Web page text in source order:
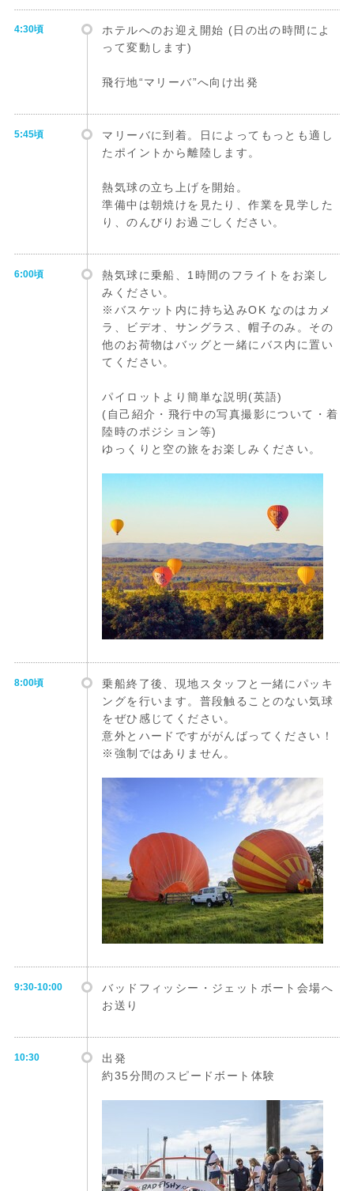
4:30頃
ホテルへのお迎え開始 (日の出の時間によ
って変動します)
飛行地“マリーバ”へ向け出発
5:45頃
マリーバに到着。日によってもっとも適し
たポイントから離陸します。
熱気球の立ち上げを開始。
準備中は朝焼けを見たり、作業を見学した
り、のんびりお過ごしください。
6:00頃
熱気球に乗船、1時間のフライトをお楽し
みください。
※バスケット内に持ち込みOK なのはカメ
ラ、ビデオ、サングラス、帽子のみ。その
他のお荷物はバッグと一緒にバス内に置い
てください。
パイロットより簡単な説明(英語)
(自己紹介・飛行中の写真撮影について・着
陸時のポジション等)
ゆっくりと空の旅をお楽しみください。
8:00頃
乗船終了後、現地スタッフと一緒にパッキ
ングを行います。普段触ることのない気球
をぜひ感じてください。
意外とハードですががんばってください！
※強制ではありません。
9:30-10:00
バッドフィッシー・ジェットボート会場へ
お送り
10:30
出発
約35分間のスピードボート体験